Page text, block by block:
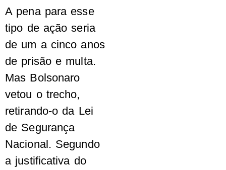
A pena para esse
tipo de ação seria
de um a cinco anos
de prisão e multa.
Mas Bolsonaro
vetou o trecho,
retirando-o da Lei
de Segurança
Nacional. Segundo
a justificativa do